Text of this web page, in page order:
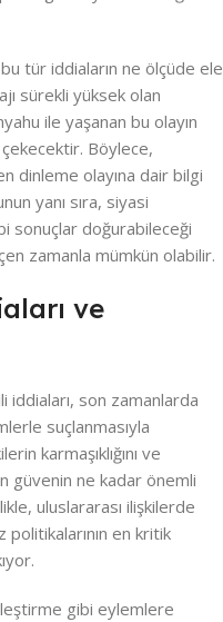
bu tür iddiaların ne ölçüde ele
sürekli yüksek olan
ile yaşanan bu olayın
Böylece,
dinleme olayına dair bilgi
yanı sıra, siyasi
sonuçlar doğurabileceği
zamanla mümkün olabilir.
ve
iddiaları, son zamanlarda
suçlanmasıyla
karmaşıklığını ve
güvenin ne kadar önemli
uluslararası ilişkilerde
en kritik
gibi eylemlere